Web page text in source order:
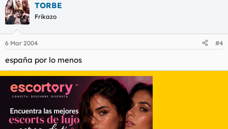
TORBE
Frikazo
6 Mar 2004 #4
españa por lo menos